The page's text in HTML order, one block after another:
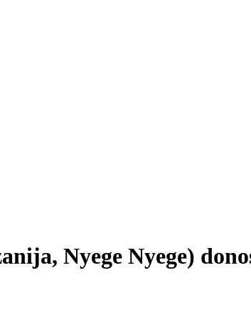
Nyege Nyege)